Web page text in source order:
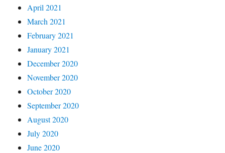
April 2021
March 2021
February 2021
January 2021
December 2020
November 2020
October 2020
September 2020
August 2020
July 2020
June 2020